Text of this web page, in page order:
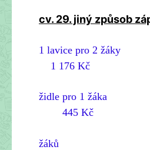
cv. 29. jiný způsob
1 lavice
1 176 Kč
židle pro
445 Kč